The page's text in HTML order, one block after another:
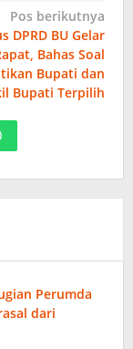
Pos berikutnya
DPRD BU Gelar
Bahas Soal
Bupati dan
Bupati Terpilih
Perumda
dari